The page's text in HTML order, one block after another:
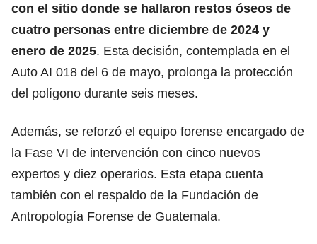
con el sitio donde se hallaron restos óseos de
cuatro personas entre diciembre de 2024 y
enero de 2025. Esta decisión, contemplada en el
Auto AI 018 del 6 de mayo, prolonga la protección
del polígono durante seis meses.
Además, se reforzó el equipo forense encargado de
la Fase VI de intervención con cinco nuevos
expertos y diez operarios. Esta etapa cuenta
también con el respaldo de la Fundación de
Antropología Forense de Guatemala.